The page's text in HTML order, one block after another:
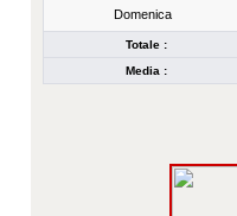
Domenica
Totale :
Media :